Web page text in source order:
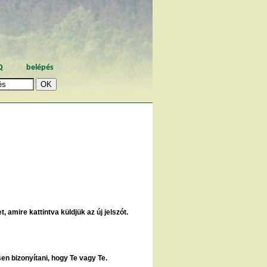
belépés
amire kattintva küldjük az új jelszót.
bizonyítani, hogy Te vagy Te.